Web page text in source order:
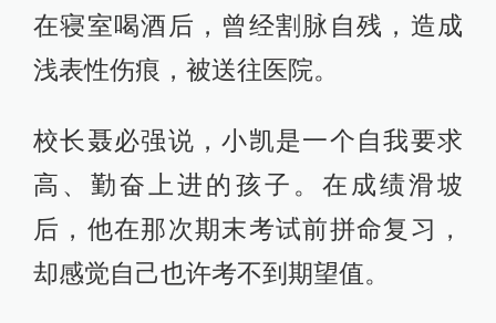
在寝室喝酒后，曾经割脉自残，造成
浅表性伤痕，被送往医院。
校长聂必强说，小凯是一个自我要求
高、勤奋上进的孩子。在成绩滑坡
后，他在那次期末考试前拼命复习，
却感觉自己也许考不到期望值。